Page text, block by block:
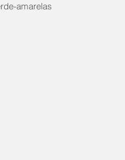
amarelas